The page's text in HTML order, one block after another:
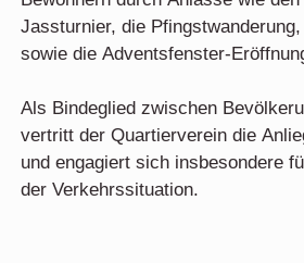
Jassturnier, die
sowie die Adventsfenster-
Als Bindeglied zwischen
vertritt der Quartierverein die
und engagiert sich insbesondere
der Verkehrssituation.